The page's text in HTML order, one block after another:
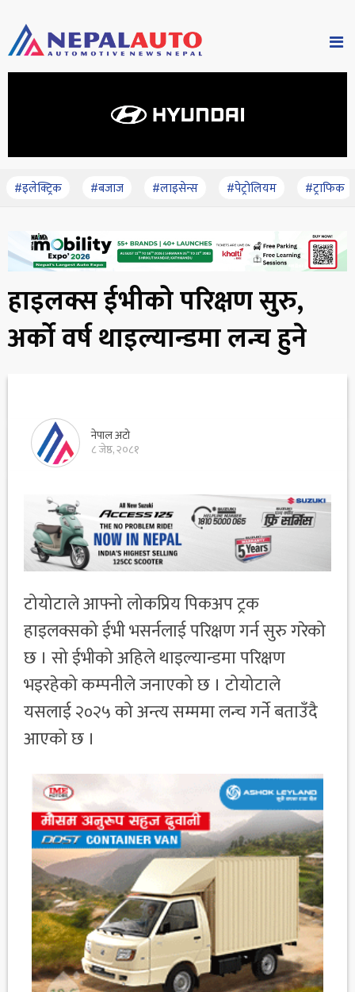
#इलेक्ट्रिक #बजाज #लाइसेन्स #पेट्रोलियम #ट्राफिक
हाइलक्स ईभीको परिक्षण सुरु,
अर्को वर्ष थाइल्यान्डमा लन्च हुने
नेपाल अटो
८ जेष्ठ, २०८१
टोयोटाले आफ्नो लोकप्रिय पिकअप ट्रक
हाइलक्सको ईभी भसर्नलाई परिक्षण गर्न सुरु गरेको
छ । सो ईभीको अहिले थाइल्यान्डमा परिक्षण
भइरहेको कम्पनीले जनाएको छ । टोयोटाले
यसलाई २०२५ को अन्त्य सम्ममा लन्च गर्ने बताउँदै
आएको छ ।